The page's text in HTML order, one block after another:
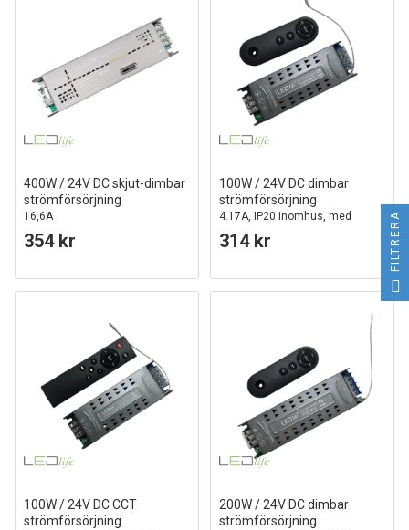
400W / 24V DC skjut-dimbar
strömförsörjning
16,6A
354 kr
100W / 24V DC dimbar
strömförsörjning
4.17A, IP20 inomhus, med
fjärrkontroll, flimmerfri
314 kr
100W / 24V DC CCT
strömförsörjning
200W / 24V DC dimbar
strömförsörjning
FILTRERA